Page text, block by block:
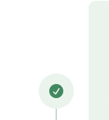
